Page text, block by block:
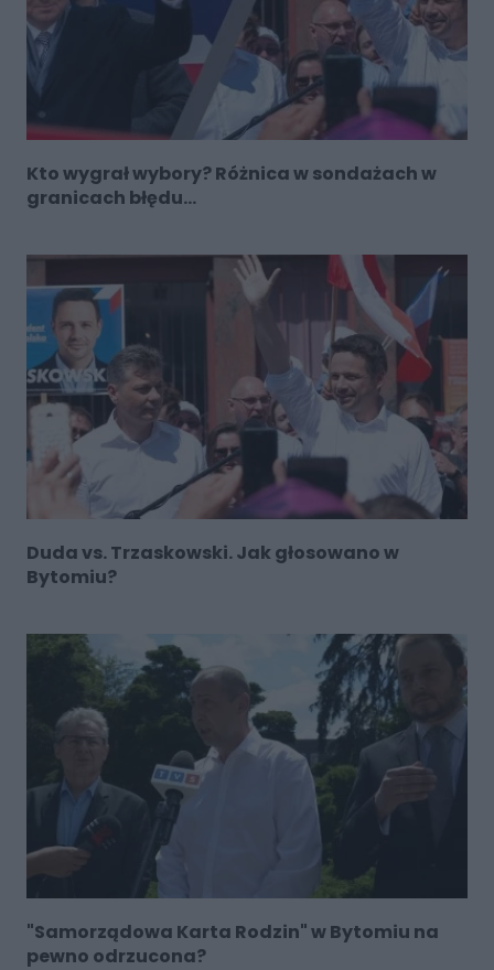
Kto wygrał wybory? Różnica w sondażach w
granicach błędu...
Duda vs. Trzaskowski. Jak głosowano w
Bytomiu?
"Samorządowa Karta Rodzin" w Bytomiu na
pewno odrzucona?